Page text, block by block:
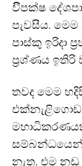
විිපක්ෂ
පැවසීය.
පාස්කු ඉරිදා
ප්‍රශ්ණය ඉතිරි
තවද මෙම
එක්නැළිගොඩ
නැත. එම